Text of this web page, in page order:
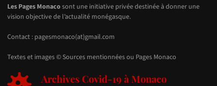
Les Pages Monacosont une initiative privée destinée à donner une
vision objective de l’actualité monégasque.
Contact : pagesmonaco(at)gmail.com
Textes et images © Sources mentionnées ou Pages Monaco
Archives Covid-19 à Monaco